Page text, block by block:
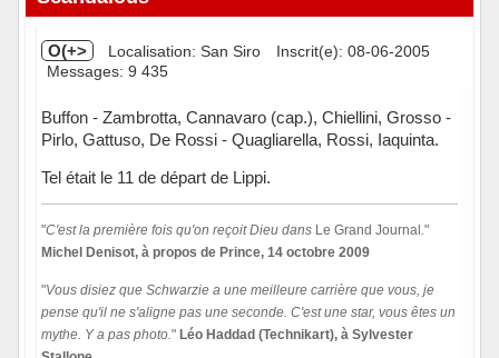
O(+> Localisation: San Siro
Inscrit(e): 08-06-2005
Messages: 9 435
Buffon - Zambrotta, Cannavaro (cap.), Chiellini, Grosso -
Pirlo, Gattuso, De Rossi - Quagliarella, Rossi, Iaquinta.
Tel était le 11 de départ de Lippi.
"C'est la première fois qu'on reçoit Dieu dansLe Grand Journal."
Michel Denisot, à propos de Prince, 14 octobre 2009
"Vous disiez que Schwarzie a une meilleure carrière que vous, je
pense qu'il ne s'aligne pas une seconde. C'est une star, vous êtes un
mythe. Y a pas photo." Léo Haddad (Technikart), à Sylvester